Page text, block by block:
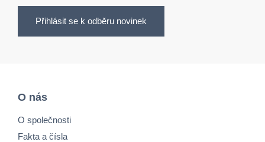
Přihlásit se k odběru novinek
O nás
O společnosti
Fakta a čísla